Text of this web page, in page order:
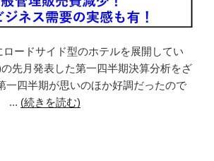
ードサイド型のホテルを展開してい
先月発表した第一四半期決算分析をざ
一四半期が思いのほか好調だったので
... (続きを読む)